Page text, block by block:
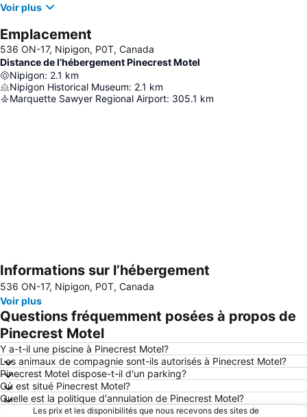
Voir plus
Emplacement
536 ON-17, Nipigon, P0T, Canada
Distance de l’hébergement Pinecrest Motel
Nipigon: 2.1 km
Nipigon Historical Museum: 2.1 km
Marquette Sawyer Regional Airport: 305.1 km
Agrandir la carte
Informations sur l’hébergement
536 ON-17, Nipigon, P0T, Canada
Voir plus
Questions fréquemment posées à propos de
Pinecrest Motel
Y a-t-il une piscine à Pinecrest Motel?
Les animaux de compagnie sont-ils autorisés à Pinecrest Motel?
Pinecrest Motel dispose-t-il d'un parking?
Où est situé Pinecrest Motel?
Quelle est la politique d'annulation de Pinecrest Motel?
Les prix et les disponibilités que nous recevons des sites de